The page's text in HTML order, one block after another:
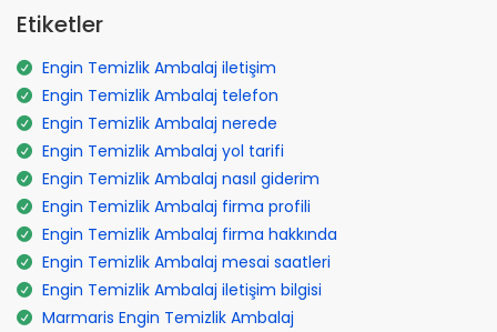
Etiketler
Engin Temizlik Ambalaj iletişim
Engin Temizlik Ambalaj telefon
Engin Temizlik Ambalaj nerede
Engin Temizlik Ambalaj yol tarifi
Engin Temizlik Ambalaj nasıl giderim
Engin Temizlik Ambalaj firma profili
Engin Temizlik Ambalaj firma hakkında
Engin Temizlik Ambalaj mesai saatleri
Engin Temizlik Ambalaj iletişim bilgisi
Marmaris Engin Temizlik Ambalaj